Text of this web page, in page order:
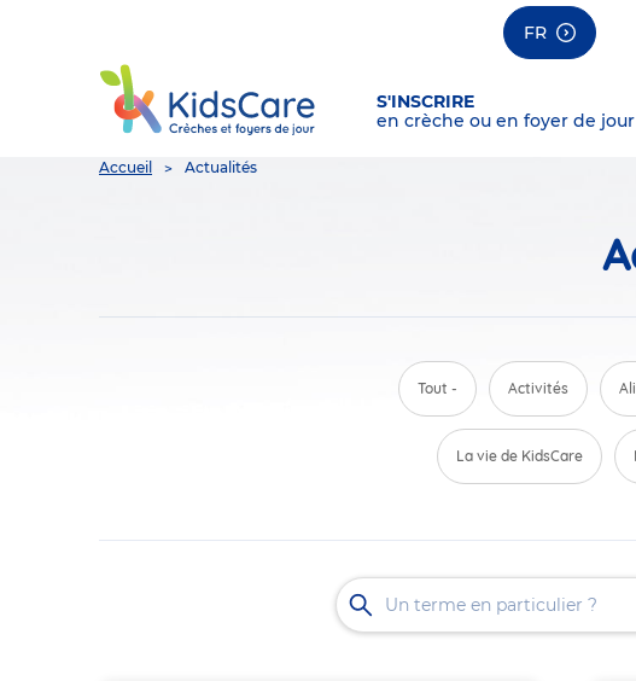
FR
S'INSCRIRE
en crèche ou en foyer de jour
You
Accueil Actualités
Tout - Activités
La vie de KidsCare